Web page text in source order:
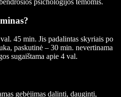
psichologijos temomis.
45 min. Jis padalintas skyriais po
paskutinė – 30 min. nevertinama
sugaištama apie 4 val.
gebėjimas dalinti, dauginti,